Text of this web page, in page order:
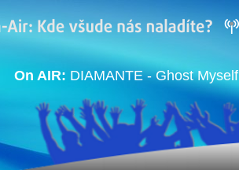
On AIR: DIAMANTE - Ghost Myself